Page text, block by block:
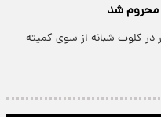
محروم شد
در کلوب شبانه از سوی کمیته